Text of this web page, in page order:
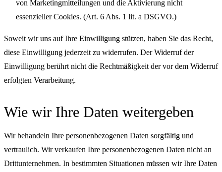
von Marketingmitteilungen und die Aktivierung nicht
essenzieller Cookies. (Art. 6 Abs. 1 lit. a DSGVO.)
Soweit wir uns auf Ihre Einwilligung stützen, haben Sie das Recht,
diese Einwilligung jederzeit zu widerrufen. Der Widerruf der
Einwilligung berührt nicht die Rechtmäßigkeit der vor dem Widerruf
erfolgten Verarbeitung.
Wie wir Ihre Daten weitergeben
Wir behandeln Ihre personenbezogenen Daten sorgfältig und
vertraulich. Wir verkaufen Ihre personenbezogenen Daten nicht an
Drittunternehmen. In bestimmten Situationen müssen wir Ihre Daten